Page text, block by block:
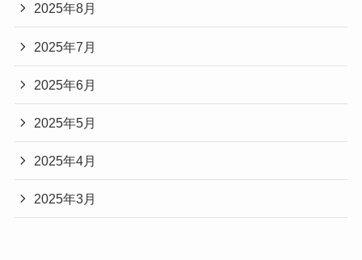
2025年8月
2025年7月
2025年6月
2025年5月
2025年4月
2025年3月